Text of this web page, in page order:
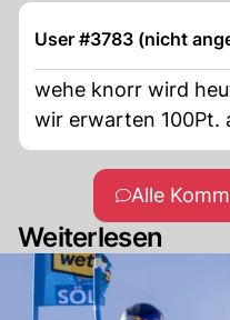
User #3783 (nicht
wehe knorr wird
wir erwarten 100Pt.
Alle
Weiterlesen